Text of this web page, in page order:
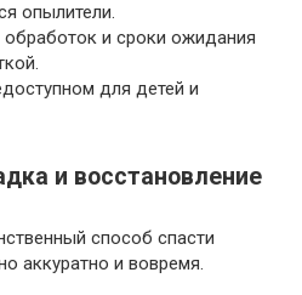
опылители.
и сроки ожидания
для детей и
и восстановление
способ спасти
аккуратно и вовремя.